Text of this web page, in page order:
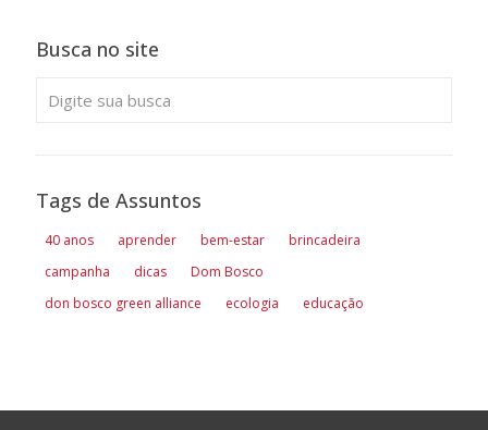
Busca no site
Tags de Assuntos
40 anos aprender bem-estar
brincadeira
campanha
dicas
Dom Bosco
don bosco green alliance
ecologia educação